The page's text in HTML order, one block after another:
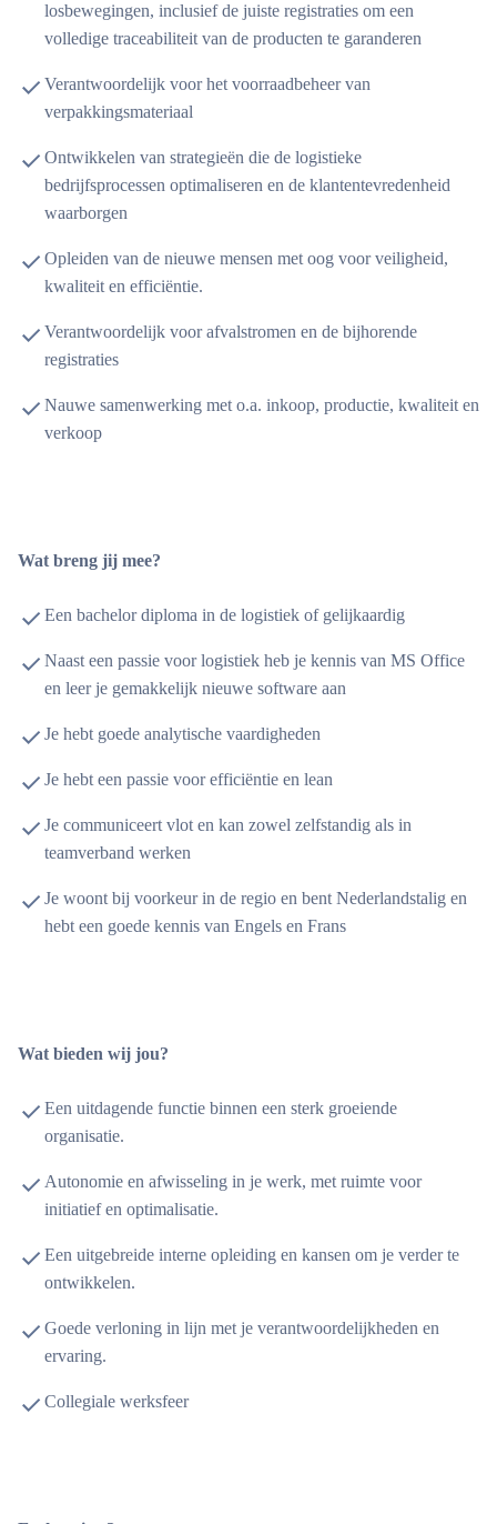
losbewegingen, inclusief de juiste registraties om een
volledige traceabiliteit van de producten te garanderen
Verantwoordelijk voor het voorraadbeheer van
verpakkingsmateriaal
Ontwikkelen van strategieën die de logistieke
bedrijfsprocessen optimaliseren en de klantentevredenheid
waarborgen
Opleiden van de nieuwe mensen met oog voor veiligheid,
kwaliteit en efficiëntie.
Verantwoordelijk voor afvalstromen en de bijhorende
registraties
Nauwe samenwerking met o.a. inkoop, productie, kwaliteit en
verkoop
Wat breng jij mee?
Een bachelor diploma in de logistiek of gelijkaardig
Naast een passie voor logistiek heb je kennis van MS Office
en leer je gemakkelijk nieuwe software aan
Je hebt goede analytische vaardigheden
Je hebt een passie voor efficiëntie en lean
Je communiceert vlot en kan zowel zelfstandig als in
teamverband werken
Je woont bij voorkeur in de regio en bent Nederlandstalig en
hebt een goede kennis van Engels en Frans
Wat bieden wij jou?
Een uitdagende functie binnen een sterk groeiende
organisatie.
Autonomie en afwisseling in je werk, met ruimte voor
initiatief en optimalisatie.
Een uitgebreide interne opleiding en kansen om je verder te
ontwikkelen.
Goede verloning in lijn met je verantwoordelijkheden en
ervaring.
Collegiale werksfeer